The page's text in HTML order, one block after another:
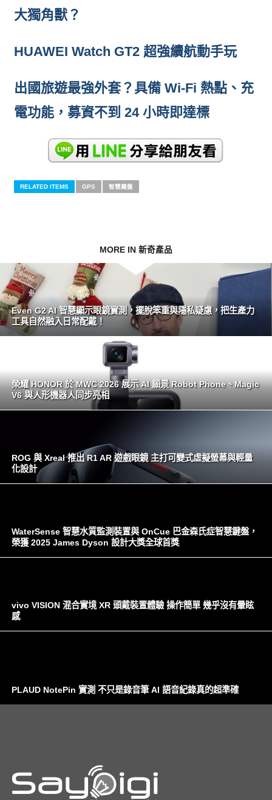
大獨角獸？
HUAWEI Watch GT2 超強續航動手玩
出國旅遊最強外套？具備 Wi-Fi 熱點、充
電功能，募資不到 24 小時即達標
RELATED ITEMS GPS 智慧羅盤
MORE IN 新奇產品
Even G2 AI 智慧顯示眼鏡實測，擺脫笨重與隱私疑慮，把生產力
工具自然融入日常配戴！
榮耀 HONOR 於 MWC 2026 展示 AI 願景 Robot Phone、Magic
V6 與人形機器人同步亮相
ROG 與 Xreal 推出 R1 AR 遊戲眼鏡 主打可變式虛擬螢幕與輕量
化設計
WaterSense 智慧水質監測裝置與 OnCue 巴金森氏症智慧鍵盤，
榮獲 2025 James Dyson 設計大獎全球首獎
vivo VISION 混合實境 XR 頭戴裝置體驗 操作簡單 幾乎沒有暈眩
感
PLAUD NotePin 實測 不只是錄音筆 AI 語音紀錄真的超準確